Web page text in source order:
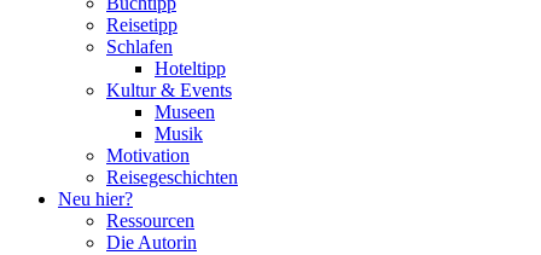
Reisetipp
Schlafen
Hoteltipp
Kultur & Events
Museen
Musik
Motivation
Reisegeschichten
Neu hier?
Ressourcen
Die Autorin